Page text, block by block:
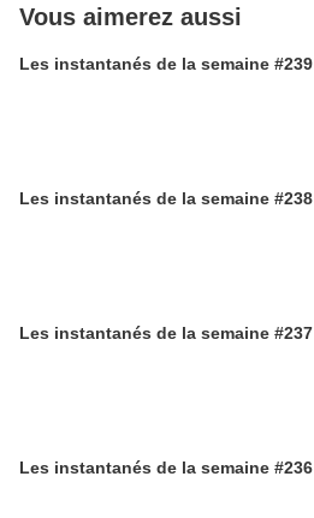
Vous aimerez aussi
Les instantanés de la semaine #239
Les instantanés de la semaine #238
Les instantanés de la semaine #237
Les instantanés de la semaine #236